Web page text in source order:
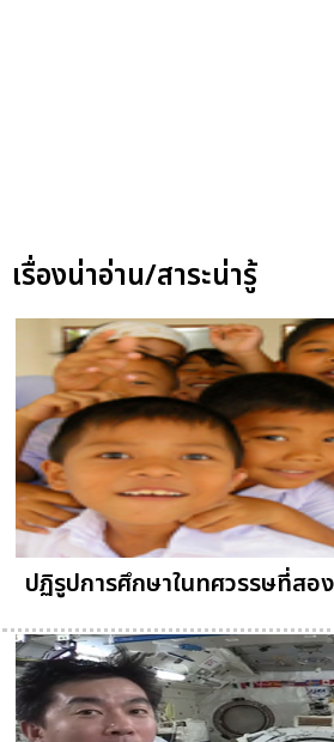
เรื่องน่าอ่าน/สาระน่ารู้
ปฏิรูปการศึกษาในทศวรรษที่สอ